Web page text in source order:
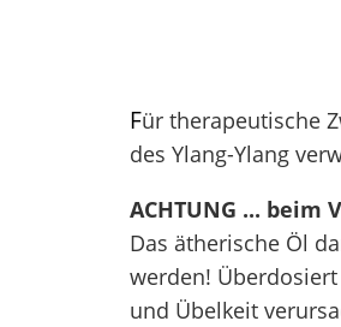
Für therapeutische
des Ylang-Ylang
ACHTUNG ... beim
Das ätherische Öl
werden!
und Übelkeit